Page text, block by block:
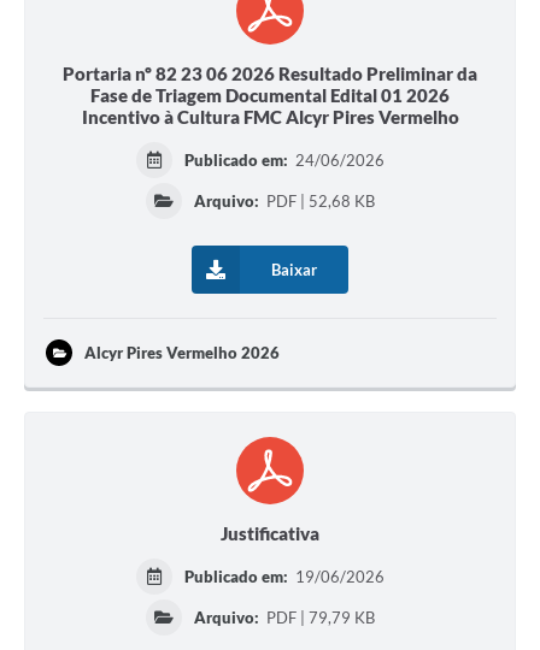
Portaria nº 82 23 06 2026 Resultado Preliminar da
Fase de Triagem Documental Edital 01 2026
Incentivo à Cultura FMC Alcyr Pires Vermelho
Publicado em: 24/06/2026
Arquivo: PDF | 52,68 KB
Baixar
Alcyr Pires Vermelho 2026
Justificativa
Publicado em: 19/06/2026
Arquivo: PDF | 79,79 KB